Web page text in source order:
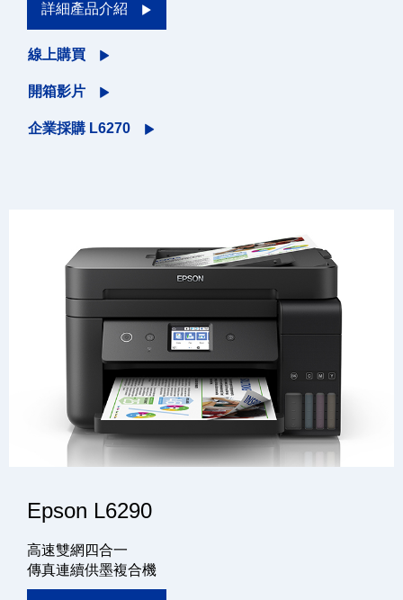
詳細產品介紹
線上購買
開箱影片
企業採購 L6270
Epson L6290
高速雙網四合一
傳真連續供墨複合機